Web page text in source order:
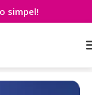
simpel!